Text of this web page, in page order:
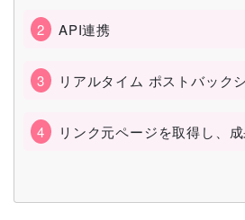
API連携
リアルタイム ポストバック
リンク元ページを取得し、